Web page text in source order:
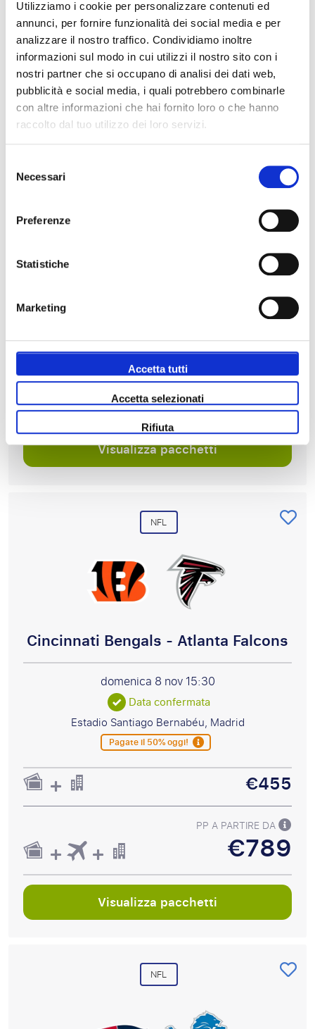
Utilizziamo i cookie per personalizzare contenuti ed
annunci, per fornire funzionalità dei social media e per
analizzare il nostro traffico. Condividiamo inoltre
informazioni sul modo in cui utilizzi il nostro sito con i
nostri partner che si occupano di analisi dei dati web,
pubblicità e social media, i quali potrebbero combinarle
con altre informazioni che hai fornito loro o che hanno
raccolto dal tuo utilizzo dei loro servizi.
delNecessari
Preferenze
Statistiche
Marketing
Accetta tutti
Accetta selezionati
Rifiuta
NFL
Pittsburgh Steelers - New Orleans
€557
PP A PARTIRE DA
€1021
Visualizza pacchetti
NFL
Cincinnati Bengals - Atlanta Falcons
domenica 8 nov15:30
Data confermata
Estadio Santiago Bernabéu, Madrid
Pagate il 50% oggi!
€455
PP A PARTIRE DA
€789
Visualizza pacchetti
NFL